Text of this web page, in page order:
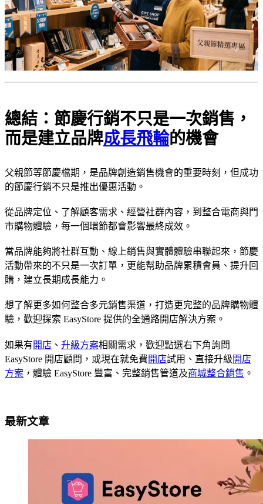
總結：節慶行銷不只是一次銷售，
而是建立品牌成長飛輪的機會
父親節等節慶檔期，是品牌創造銷售機會的重要時刻，但成功
的節慶行銷不只是推出優惠活動。
從品牌定位、了解顧客需求、經營社群內容，到整合電商與門
市購物體驗，每一個環節都會影響最終成效。
當品牌能夠將社群互動、線上銷售與實體體驗串聯起來，節慶
活動帶來的不只是一次訂單，更能幫助品牌累積會員、提升回
購，建立長期成長能力。
想了解更多如何整合多元銷售渠道，打造更完整的品牌購物體
驗，歡迎探索 EasyStore 提供的全通路開店解決方案。
如果有開店 、 升級方案相關需求，歡迎點選右下角詢問
EasyStore 開店顧問，或現在就免費開店試用、直接升級開店
方案 ，體驗 EasyStore 豐富、完整銷售管道及商城整合銷售 。
最新文章